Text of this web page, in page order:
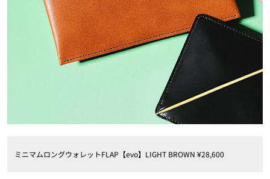
ミニマムロングウォレットFLAP【evo】LIGHT BROWN ¥28,600